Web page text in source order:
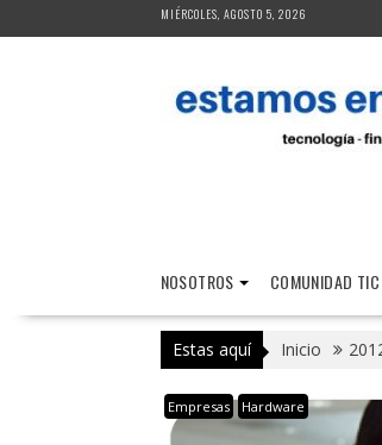
al
MIÉRCOLES, AGOSTO 5, 2026
NOSOTROS COMUNIDAD
Estas aquí Inicio
Empresas Hardware